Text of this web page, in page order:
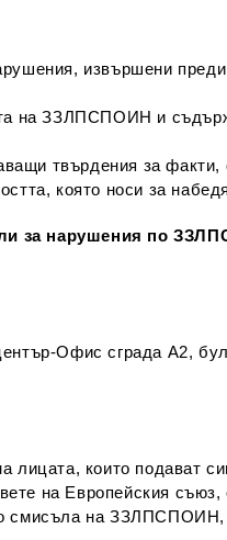
извършени
на ЗЗЛПСПОИН и
твърдения за
която носи за
за нарушения по
Офис сграда А2,
лицата, които подават
на Европейския
смисъла на ЗЗЛПСПОИН,